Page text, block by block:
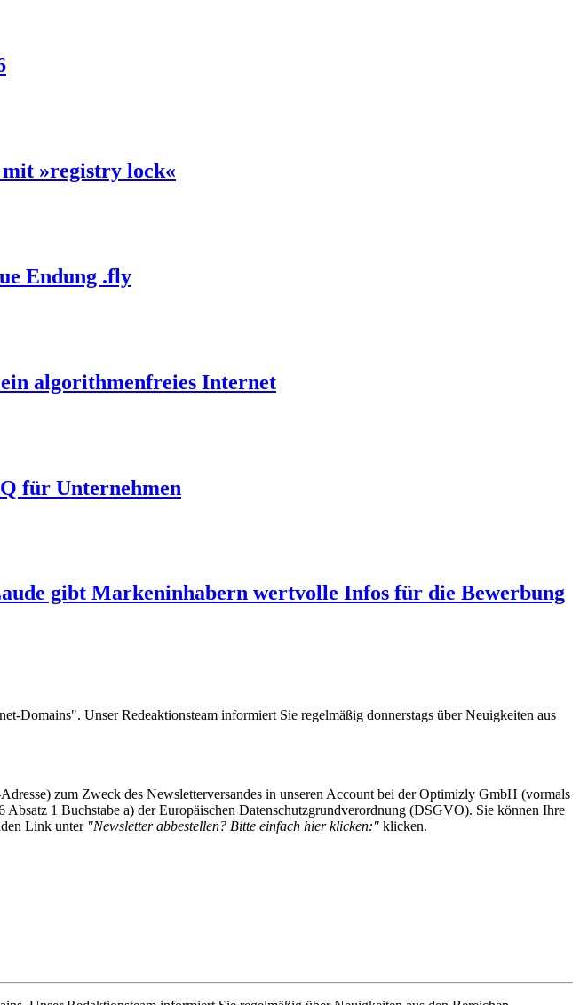
»registry lock«
Endung .fly
algorithmenfreies Internet
für Unternehmen
gibt Markeninhabern wertvolle Infos für die Bewerbung
Domains". Unser Redeaktionsteam informiert Sie regelmäßig donnerstags über Neuigkeiten aus
zum Zweck des Newsletterversandes in unseren Account bei der Optimizly GmbH (vormals
1 Buchstabe a) der Europäischen Datenschutzgrundverordnung (DSGVO). Sie können Ihre
Link unter "Newsletter abbestellen? Bitte einfach hier klicken:" klicken.